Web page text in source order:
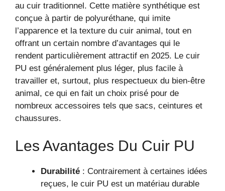
au cuir traditionnel. Cette matière synthétique est
conçue à partir de polyuréthane, qui imite
l’apparence et la texture du cuir animal, tout en
offrant un certain nombre d’avantages qui le
rendent particulièrement attractif en 2025. Le cuir
PU est généralement plus léger, plus facile à
travailler et, surtout, plus respectueux du bien-être
animal, ce qui en fait un choix prisé pour de
nombreux accessoires tels que sacs, ceintures et
chaussures.
Les Avantages Du Cuir PU
Durabilité : Contrairement à certaines idées
reçues, le cuir PU est un matériau durable